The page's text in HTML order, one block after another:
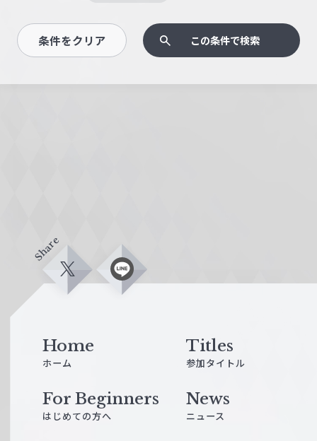
条件をクリア この条件で検索
Share
X L
Home
ホーム
Titles
参加タイトル
For Beginners
はじめての方へ
News
ニュース